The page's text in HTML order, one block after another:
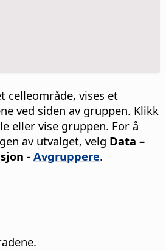
celleområde, vises et
ved siden av gruppen. Klikk
eller vise gruppen. For å
av utvalget, velg Data –
- Avgruppere.